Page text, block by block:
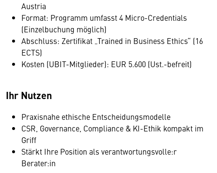
Austria
Format: Programm umfasst 4 Micro-Credentials
(Einzelbuchung möglich)
Abschluss: Zertifikat „Trained in Business Ethics“ (16
ECTS)
Kosten (UBIT-Mitglieder): EUR 5.600 (Ust.-befreit)
Ihr Nutzen
Praxisnahe ethische Entscheidungsmodelle
CSR, Governance, Compliance & KI-Ethik kompakt im
Griff
Stärkt Ihre Position als verantwortungsvolle:r
Berater:in